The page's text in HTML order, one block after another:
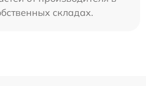
складах.